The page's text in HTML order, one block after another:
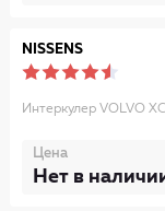
NISSENS
Интеркулер VOLVO
Цена
Нет в